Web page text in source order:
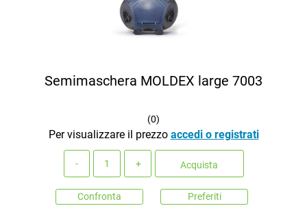
Semimaschera MOLDEX large 7003
(0)
Per visualizzare il prezzo accedi o registrati
Acquista
Confronta Preferiti